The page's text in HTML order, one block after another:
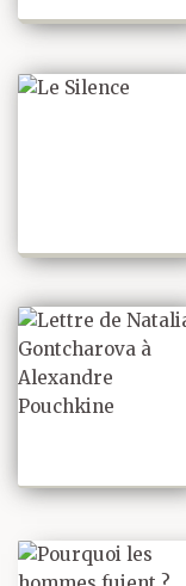
des
qui
début
alors
ans à
ses